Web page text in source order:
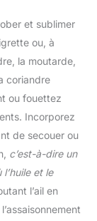
et sublimer
ou, à
la moutarde,
coriandre
ou fouettez
Incorporez
de secouer ou
c’est-à-dire un
et le
l’ail en